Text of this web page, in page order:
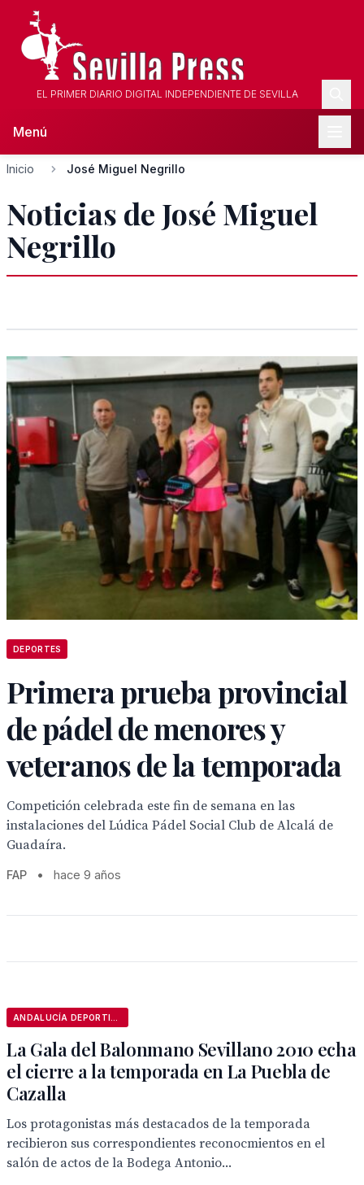
EL PRIMER DIARIO DIGITAL INDEPENDIENTE DE SEVILLA
Menú
Inicio José Miguel Negrillo
Noticias de José Miguel
Negrillo
DEPORTES
Primera prueba provincial
de pádel de menores y
veteranos de la temporada
Competición celebrada este fin de semana en las
instalaciones del Lúdica Pádel Social Club de Alcalá de
Guadaíra.
FAP • hace 9 años
La Gala del Balonmano Sevillano 2010 echa
el cierre a la temporada en La Puebla de
Cazalla
Los protagonistas más destacados de la temporada
recibieron sus correspondientes reconocmientos en el
salón de actos de la Bodega Antonio...